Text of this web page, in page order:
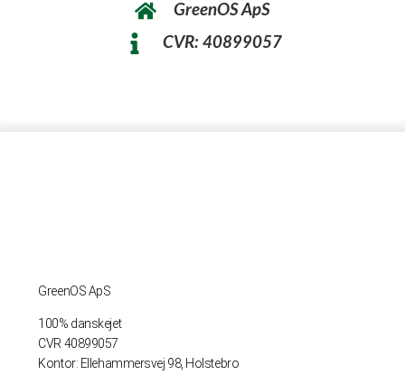
GreenOS ApS
CVR: 40899057
GreenOS ApS
100% danskejet
CVR 40899057
Kontor: Ellehammersvej 98, Holstebro